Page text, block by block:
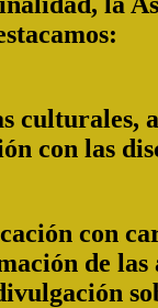
culturales,
con las
con
de las